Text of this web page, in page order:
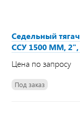
Седельный
ССУ 1500 ММ,
Цена по запросу
Под заказ